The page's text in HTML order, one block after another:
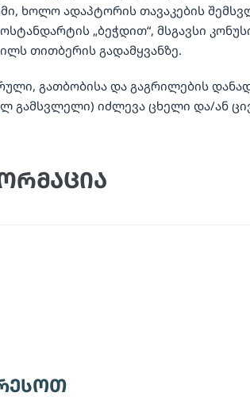
ხოლო ადაპტორის თავაკების
„ბეჭდით“, მსგავსი
თითბერის გადამყვანზე.
გათბობისა და გაგრილების
გამსვლელი) იძლევა ცხელი და/ან